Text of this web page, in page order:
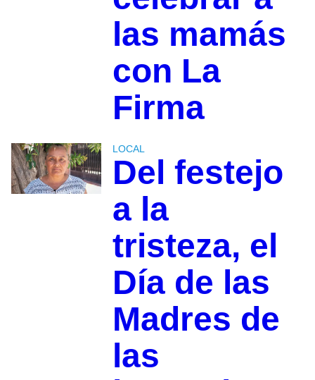
las mamás
con La
Firma
LOCAL
Del festejo
a la
tristeza, el
Día de las
Madres de
las